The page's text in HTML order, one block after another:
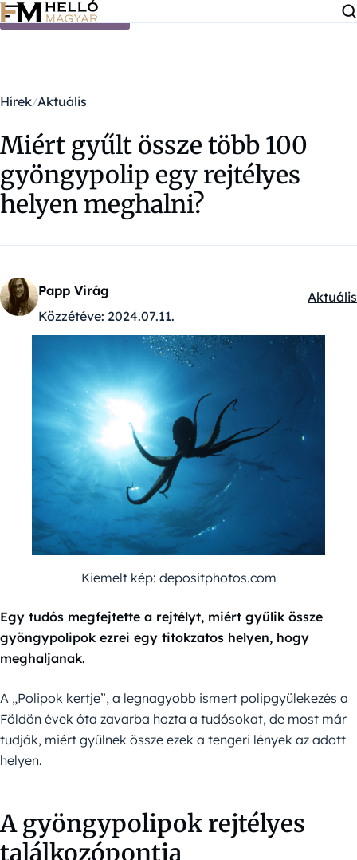
Ugrás a tartalomra
Hírek Aktuális
Miért gyűlt össze több 100
gyöngypolip egy rejtélyes
helyen meghalni?
Papp Virág
Közzétéve: 2024.07.11.
Aktuális
Kiemelt kép: depositphotos.com
Egy tudós megfejtette a rejtélyt, miért gyűlik össze
gyöngypolipok ezrei egy titokzatos helyen, hogy
meghaljanak.
A „Polipok kertje”, a legnagyobb ismert polipgyülekezés a
Földön évek óta zavarba hozta a tudósokat, de most már
tudják, miért gyűlnek össze ezek a tengeri lények az adott
helyen.
A gyöngypolipok rejtélyes
találkozópontja